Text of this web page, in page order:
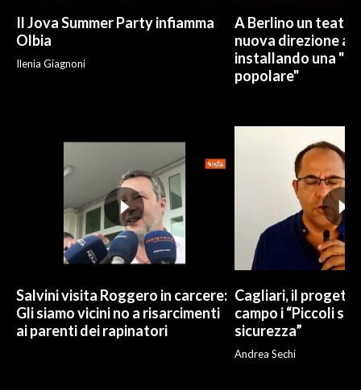
Il Jova Summer Party infiamma
Olbia
Ilenia Giagnoni
A Berlino un
nuova direzione
installando una
popolare"
Salvini visita Roggero in carcere:
Gli siamo vicini no a risarcimenti
ai parenti dei rapinatori
Cagliari, il
campo i “Piccoli
sicurezza”
Andrea Sechi